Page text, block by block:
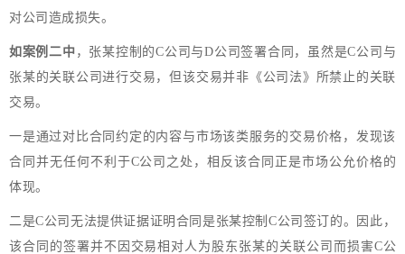
对公司造成损失。
如案例二中 ，张某控制的C公司与D公司签署合同，虽然是C公司与
张某的关联公司进行交易，但该交易并非《公司法》所禁止的关联
交易。
一是通过对比合同约定的内容与市场该类服务的交易价格，发现该
合同并无任何不利于C公司之处，相反该合同正是市场公允价格的
体现。
二是C公司无法提供证据证明合同是张某控制C公司签订的。因此，
该合同的签署并不因交易相对人为股东张某的关联公司而损害C公